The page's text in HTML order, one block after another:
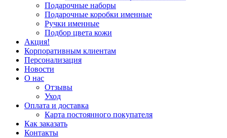
Подарочные наборы
Подарочные коробки именные
Ручки именные
Подбор цвета кожи
Акция!
Корпоративным клиентам
Персонализация
Новости
О нас
Отзывы
Уход
Оплата и доставка
Карта постоянного покупателя
Как заказать
Контакты